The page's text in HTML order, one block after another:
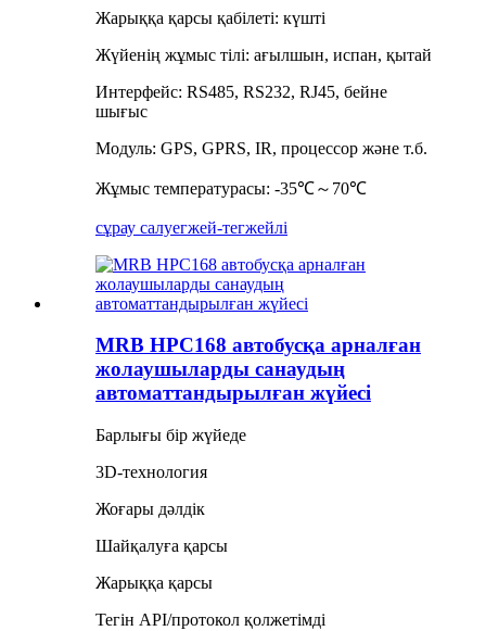
Жарыққа қарсы қабілеті: күшті
Жүйенің жұмыс тілі: ағылшын, испан, қытай
Интерфейс: RS485, RS232, RJ45, бейне
шығыс
Модуль: GPS, GPRS, IR, процессор және т.б.
Жұмыс температурасы: -35℃～70℃
сұрау салуегжей-тегжейлі
MRB HPC168 автобусқа арналған
жолаушыларды санаудың
автоматтандырылған жүйесі
Барлығы бір жүйеде
3D-технология
Жоғары дәлдік
Шайқалуға қарсы
Жарыққа қарсы
Тегін API/протокол қолжетімді